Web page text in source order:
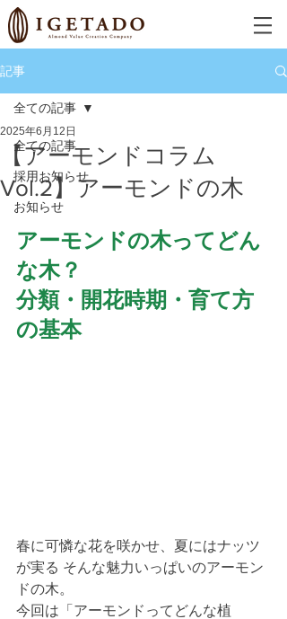
記事
全ての記事
採用お知らせ
お知らせ
全ての記事
【アーモンドコラム
Vol.2】アーモンドの木
2025年6月12日
アーモンドの木ってどん
な木？
分類・開花時期・育て方
の基本
春に可憐な花を咲かせ、夏にはナッツ
が実る そんな魅力いっぱいのアーモン
ドの木。
今回は「アーモンドってどんな植